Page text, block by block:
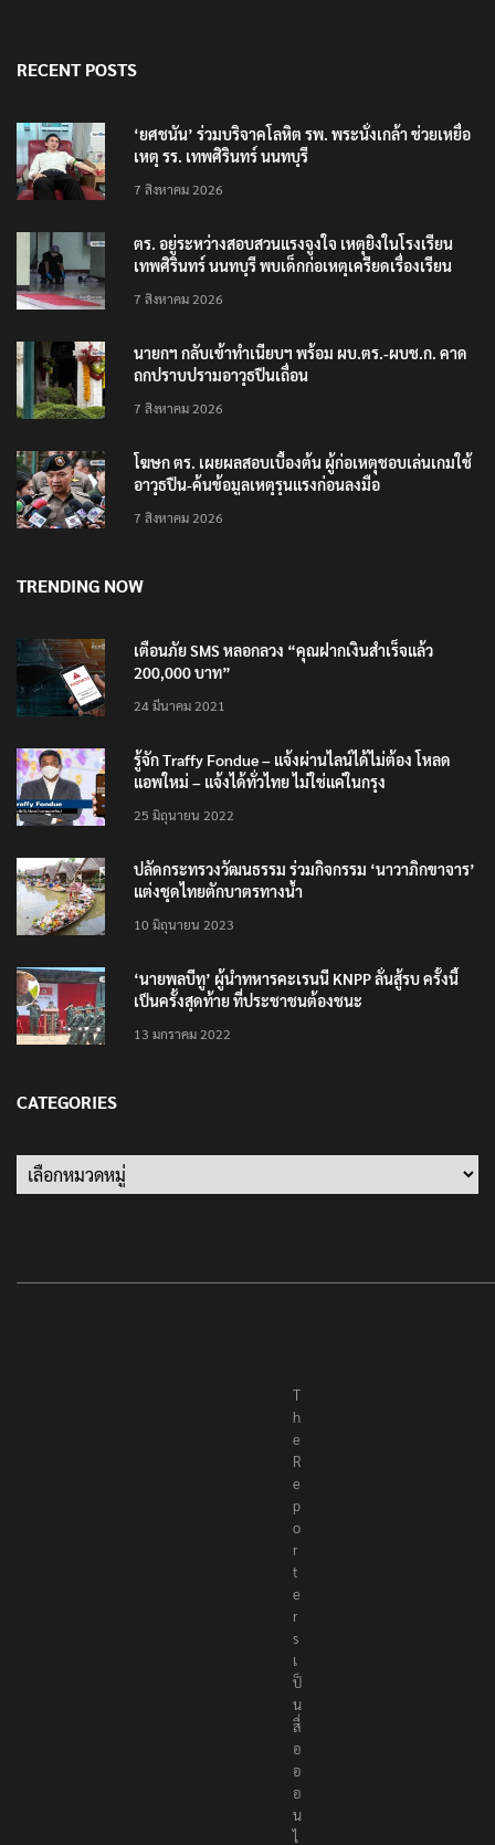
RECENT POSTS
‘ยศชนัน’ ร่วมบริจาคโลหิต รพ. พระนั่งเกล้า ช่วยเหยื่อ
เหตุ รร. เทพศิรินทร์ นนทบุรี
7 สิงหาคม 2026
ตร. อยู่ระหว่างสอบสวนแรงจูงใจ เหตุยิงในโรงเรียน
เทพศิรินทร์ นนทบุรี พบเด็กก่อเหตุเครียดเรื่องเรียน
7 สิงหาคม 2026
นายกฯ กลับเข้าทำเนียบฯ พร้อม ผบ.ตร.-ผบช.ก. คาด
ถกปราบปรามอาวุธปืนเถื่อน
7 สิงหาคม 2026
โฆษก ตร. เผยผลสอบเบื้องต้น ผู้ก่อเหตุชอบเล่นเกมใช้
อาวุธปืน-ค้นข้อมูลเหตุรุนแรงก่อนลงมือ
7 สิงหาคม 2026
TRENDING NOW
เตือนภัย SMS หลอกลวง “คุณฝากเงินสำเร็จแล้ว
200,000 บาท”
24 มีนาคม 2021
รู้จัก Traffy Fondue – แจ้งผ่านไลน์ได้ไม่ต้อง โหลด
แอพใหม่ – แจ้งได้ทั่วไทย ไม่ใช่แค่ในกรุง
25 มิถุนายน 2022
ปลัดกระทรวงวัฒนธรรม ร่วมกิจกรรม ‘นาวาภิกขาจาร’
แต่งชุดไทยตักบาตรทางน้ำ
10 มิถุนายน 2023
‘นายพลบีทู’ ผู้นำทหารคะเรนนี KNPP ลั่นสู้รบ ครั้งนี้
เป็นครั้งสุดท้าย ที่ประชาชนต้องชนะ
13 มกราคม 2022
CATEGORIES
Categories
T
h
e
R
e
p
o
r
t
e
r
s
เ
ป็
น
สื่
อ
อ
อ
น
ไ